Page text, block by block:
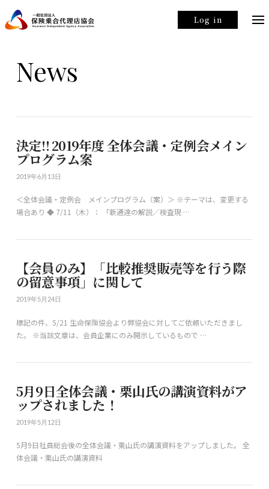
Log in
News
決定!! 2019年度 全体会議・定例会メイン
プログラム案
2019年6月13日
＜全体会議・定例会 メインプログラム（案）＞ ※テーマは、変更する
場合あり ◆ 7/11（木）： 「新通達の解説／検査現 …
【会員のみ】「比較推奨販売等を行う際
の留意事項」に関して
2019年5月24日
標記の件、5/21 生命保険協会より弊協会に対してご依頼いただきまし
た。 ※当該文章は、会員企業にのみ開示しているもので …
5月9日全体会議・栗山氏の講演資料がア
ップされました！
2019年5月12日
5月9日社員総会後の全体会議・栗山氏の講演資料をアップしました。 全
体会議・栗山氏の講演資料